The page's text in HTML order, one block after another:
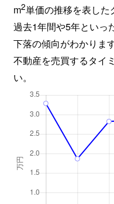
m2単価の推移を表した
過去1年間や5年といっ
下落の傾向がわかります
不動産を売買するタイ
い。